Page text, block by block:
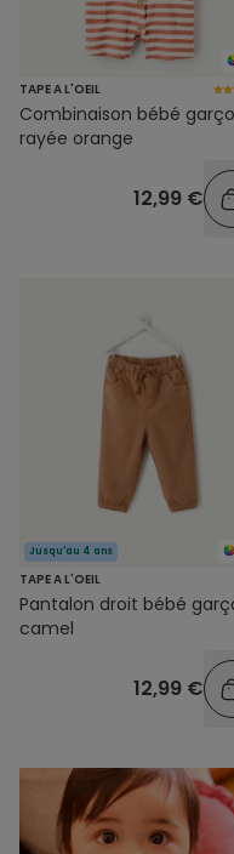
TAPE A L'OEIL
Combinaison bébé
rayée orange
12,99 €
Jusqu'au 4 ans
TAPE A L'OEIL
Pantalon droit bébé
camel
12,99 €